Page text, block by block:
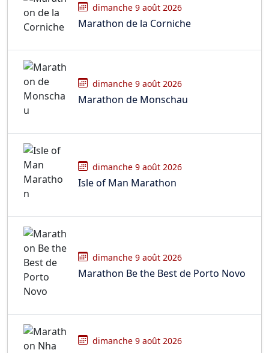
dimanche 9 août 2026
Marathon de la Corniche
dimanche 9 août 2026
Marathon de Monschau
dimanche 9 août 2026
Isle of Man Marathon
dimanche 9 août 2026
Marathon Be the Best de Porto Novo
dimanche 9 août 2026